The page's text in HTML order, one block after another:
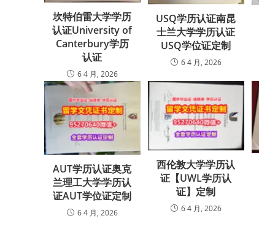
坎特伯雷大学学历
认证University of
Canterbury学历
认证
6 4 月, 2026
USQ学历认证南昆
士兰大学学历认证
USQ学位证定制
6 4 月, 2026
AUT学历认证奥克
兰理工大学学历认
证AUT学位证定制
6 4 月, 2026
西伦敦大学学历认
证【UWL学历认
证】定制
6 4 月, 2026